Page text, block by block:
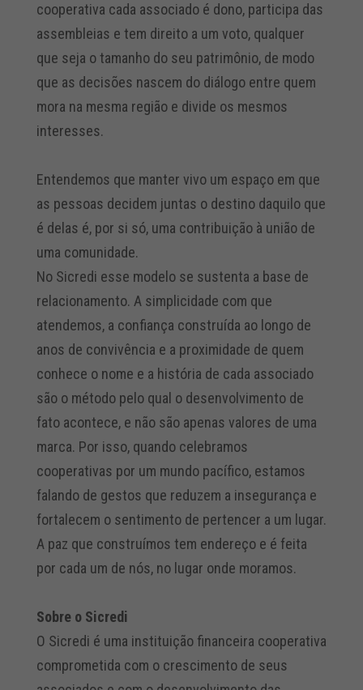
cooperativa cada associado é dono, participa das
assembleias e tem direito a um voto, qualquer
que seja o tamanho do seu patrimônio, de modo
que as decisões nascem do diálogo entre quem
mora na mesma região e divide os mesmos
interesses.
Entendemos que manter vivo um espaço em que
as pessoas decidem juntas o destino daquilo que
é delas é, por si só, uma contribuição à união de
uma comunidade.
No Sicredi esse modelo se sustenta a base de
relacionamento. A simplicidade com que
atendemos, a confiança construída ao longo de
anos de convivência e a proximidade de quem
conhece o nome e a história de cada associado
são o método pelo qual o desenvolvimento de
fato acontece, e não são apenas valores de uma
marca. Por isso, quando celebramos
cooperativas por um mundopacífico, estamos
falando de gestos que reduzem a insegurança e
fortalecem o sentimento de pertencer a um lugar.
A paz que construímos tem endereço e é feita
por cada um de nós, no lugar onde moramos.
Sobre o Sicredi
O Sicredi é uma instituição financeira cooperativa
comprometida com o crescimento de seus